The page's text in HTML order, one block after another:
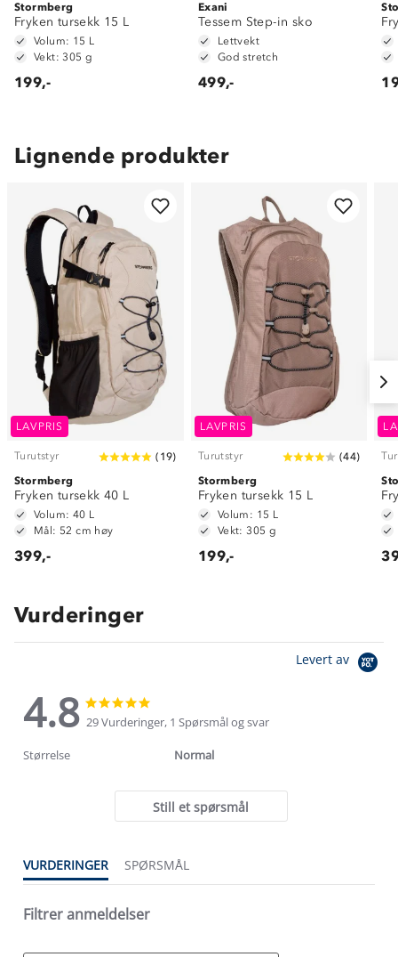
Stormberg
Fryken tursekk 15 L
Volum: 15 L
Vekt: 305 g
199,-
Exani
Tessem Step-in sko
Lettvekt
God stretch
499,-
Lignende produkter
LAVPRIS
Turutstyr ( 19)
Stormberg
Fryken tursekk 40 L
Volum: 40 L
Mål: 52 cm høy
399,-
LAVPRIS
Turutstyr (44)
Stormberg
Fryken tursekk 15 L
Volum: 15 L
Vekt: 305 g
199,-
Vurderinger
Levert av
4.8
4.8
star
rating
star
rating
29 Vurderinger, 1 Spørsmål og svar
Størrelse Normal
Still et spørsmål
VURDERINGER SPØRSMÅL
Filtrer anmeldelser